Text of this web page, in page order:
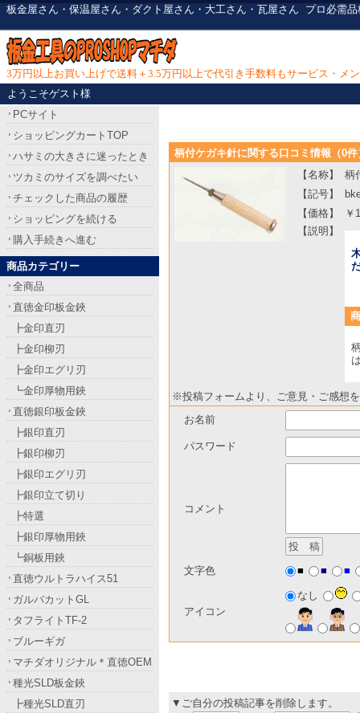
板金屋さん・保温屋さん・ダクト屋さん・大工さん・瓦屋さん プロ必需品
3万円以上お買い上げで送料＋3.5万円以上で代引き手数料もサービス・メ
ようこそゲスト様
柄付ケガキ針に関する口コミ情報（0件
【名称】
柄
【記号】
【価格】
￥
【説明】
※投稿フォームより、ご意見・ご感想
お名前
パスワード
コメント
文字色 ■ ■ ■
アイコン
なし
▼ご自分の投稿記事を削除します。
PCサイト
ショッピングカートTOP
ハサミの大きさに迷ったとき
ツカミのサイズを調べたい
チェックした商品の履歴
ショッピングを続ける
購入手続きへ進む
商品カテゴリー
全商品
直徳金印板金鋏
┣金印直刃
┣金印柳刃
┣金印エグリ刃
┗金印厚物用鋏
直徳銀印板金鋏
┣銀印直刃
┣銀印柳刃
┣銀印エグリ刃
┣銀印立て切り
┣特選
┣銀印厚物用鋏
┗銅板用鋏
直徳ウルトラハイス51
ガルバカットGL
タフライトTF-2
ブルーギガ
マチダオリジナル＊直徳OEM
種光SLD板金鋏
┣種光SLD直刃